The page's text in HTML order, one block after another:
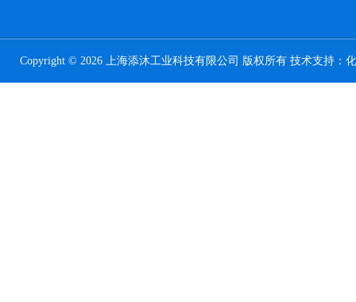
Copyright © 2026 上海添沐工业科技有限公司 版权所有 技术支持：